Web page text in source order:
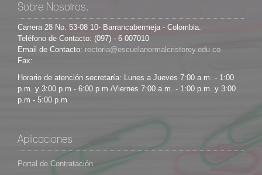
Sobre Nosotros.
Carrera 28 No. 53-08 10- Barrancabermeja - Colombia.
Teléfono de Contacto: (097) - 6 007010
Email de Contacto:
Fax:
Horario de atención secretaría: Lunes a Jueves 7:00 a.m. - 1:00
p.m. y 3:00 p.m - 6:00 p.m /Viernes 7:00 a.m. - 1:00 p.m. y 3:00
p.m - 5:00 p.m
Aplicaciones
Portal de Contratación